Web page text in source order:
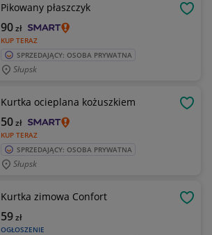
Pikowany płaszczyk
KUP TERAZ
90zł
SPRZEDAJĄCY: OSOBA PRYWATNA
Słupsk
Kurtka ocieplana kożuszkiem
KUP TERAZ
50zł
SPRZEDAJĄCY: OSOBA PRYWATNA
Słupsk
Kurtka zimowa Confort
OGŁOSZENIE
59zł